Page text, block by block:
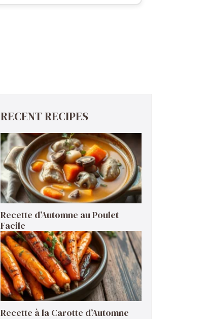
RECENT RECIPES
Recette d’Automne au Poulet
Facile
Recette à la Carotte d’Automne